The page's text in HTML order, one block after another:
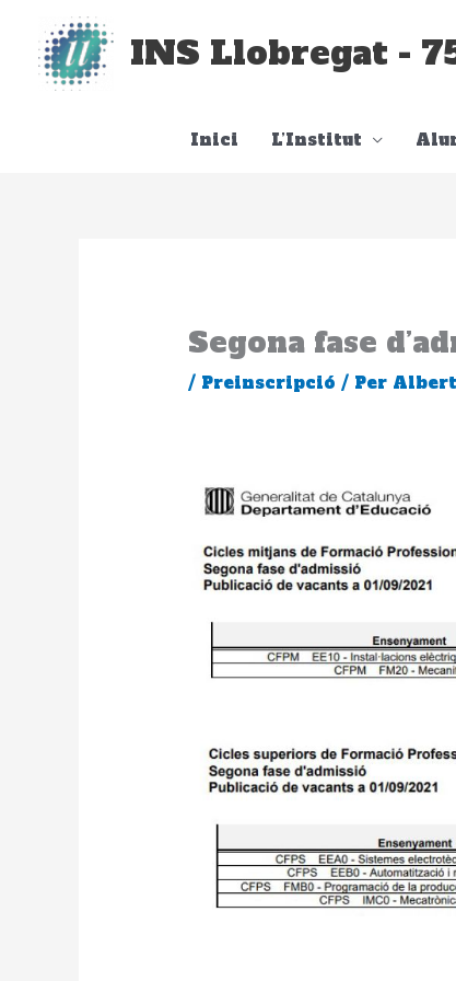
contingut
INS Llobregat -
Inici L’Institut
Segona fase
/ Preinscripció / Per